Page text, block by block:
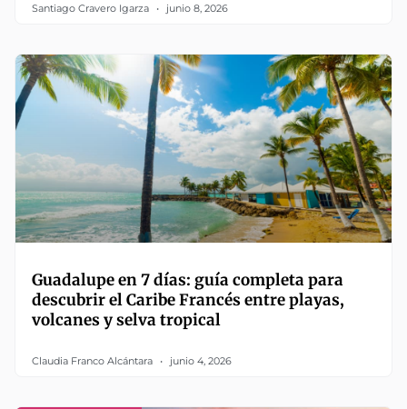
Santiago Cravero Igarza junio 8, 2026
Guadalupe en 7 días: guía completa para
descubrir el Caribe Francés entre playas,
volcanes y selva tropical
Claudia Franco Alcántara junio 4, 2026